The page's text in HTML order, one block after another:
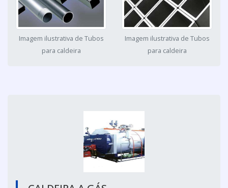
Imagem ilustrativa de Tubos
para caldeira
Imagem ilustrativa de Tubos
para caldeira